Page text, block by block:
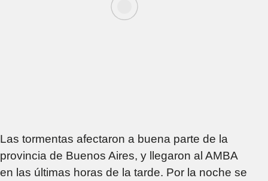
Las tormentas afectaron a buena parte de la
provincia de Buenos Aires, y llegaron al AMBA
en las últimas horas de la tarde. Por la noche se